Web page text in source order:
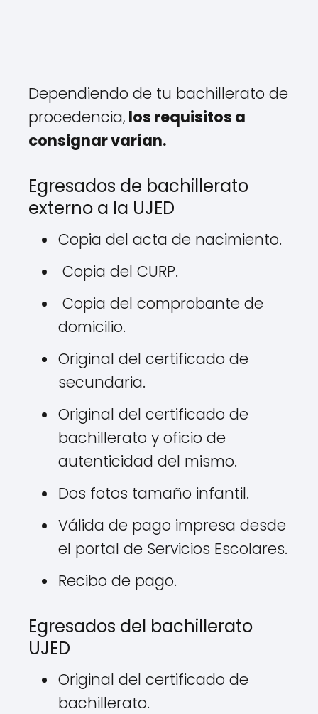
Dependiendo de tu bachillerato de
procedencia, los requisitos a
consignar varían.
Egresados de bachillerato
externo a la UJED
Copia del acta de nacimiento.
Copia del CURP.
Copia del comprobante de
domicilio.
Original del certificado de
secundaria.
Original del certificado de
bachillerato y oficio de
autenticidad del mismo.
Dos fotos tamaño infantil.
Válida de pago impresa desde
el portal de Servicios Escolares.
Recibo de pago.
Egresados del bachillerato
UJED
Original del certificado de
bachillerato.